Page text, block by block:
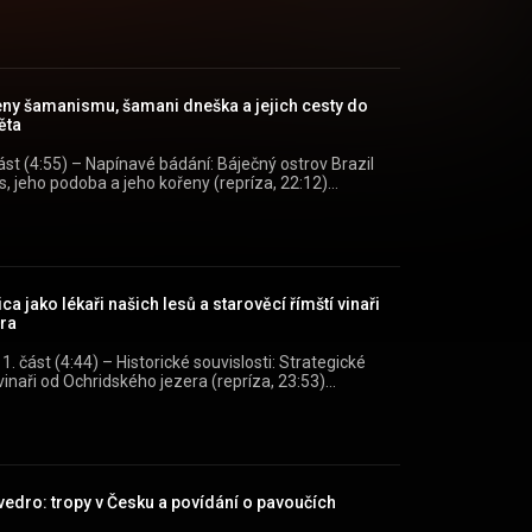
play.google.com/store/apps/details?
1641-3c9d-
šamanismu, šamani dneška a jejich cesty do
(4:55) – Napínavé bádání: Báječný ostrov Brazil
jeho podoba a jeho kořeny (repríza, 22:12)
store/apps/details?
3ec2-37d7-
jako lékaři našich lesů a starověcí římští vinaři
část (4:44) – Historické souvislosti: Strategické
od Ochridského jezera (repríza, 23:53)
store/apps/details?
5ae7-3edb-
tropy v Česku a povídání o pavoučích